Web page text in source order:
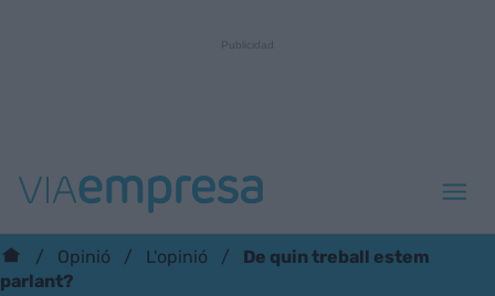
Opinió L'opinió
De quin treball estem
parlant?